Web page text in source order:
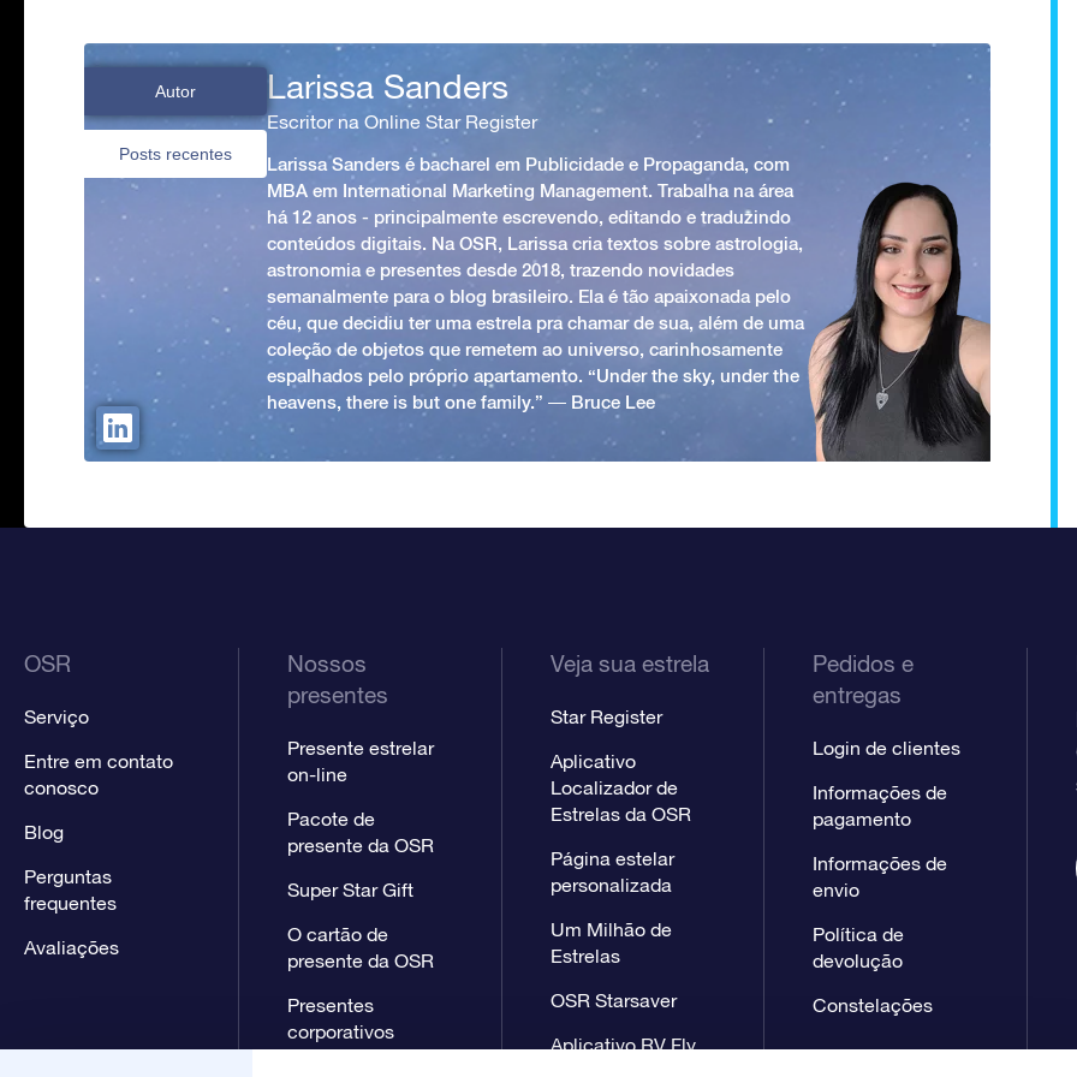
Autor
Posts recentes
Larissa Sanders
Escritor na Online Star Register
Larissa Sanders é bacharel em Publicidade e Propaganda, com
MBA em International Marketing Management. Trabalha na área
há 12 anos - principalmente escrevendo, editando e traduzindo
conteúdos digitais. Na OSR, Larissa cria textos sobre astrologia,
astronomia e presentes desde 2018, trazendo novidades
semanalmente para o blog brasileiro. Ela é tão apaixonada pelo
céu, que decidiu ter uma estrela pra chamar de sua, além de uma
coleção de objetos que remetem ao universo, carinhosamente
espalhados pelo próprio apartamento. “Under the sky, under the
heavens, there is but one family.” ― Bruce Lee
OSR
Serviço
Entre em contato
conosco
Blog
Perguntas
frequentes
Avaliações
Nossos
presentes
Presente estrelar
on-line
Pacote de
presente da OSR
Super Star Gift
O cartão de
presente da OSR
Presentes
corporativos
Veja sua estrela
Star Register
Aplicativo
Localizador de
Estrelas da OSR
Página estelar
personalizada
Um Milhão de
Estrelas
OSR Starsaver
Aplicativo RV Fly
Pedidos e
entregas
Login de clientes
Informações de
pagamento
Informações de
envio
Política de
devolução
Constelações